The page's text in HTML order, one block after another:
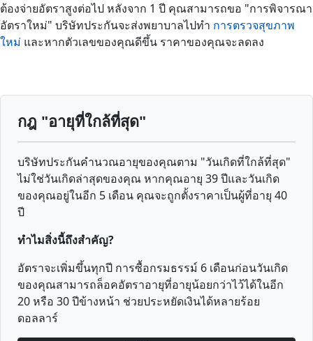
ต้องจ่ายอัตราสูงต่อไป หลังจาก 1 ปี คุณสามารถขอ "การพิจารณา
อัตราใหม่" บริษัทประกันจะส่งพยาบาลไปทำ การตรวจสุขภาพ
ใหม่ และหากตัวเลขของคุณดีขึ้น ราคาของคุณจะลดลง
กฎ "อายุที่ใกล้ที่สุด"
บริษัทประกันคำนวณอายุของคุณตาม "วันเกิดที่ใกล้ที่สุด"
ไม่ใช่วันเกิดล่าสุดของคุณ หากคุณอายุ 39 ปีและวันเกิด
ของคุณอยู่ในอีก 5 เดือน คุณจะถูกตั้งราคาเป็นผู้ที่อายุ 40
ปี
ทำไมสิ่งนี้ถึงสำคัญ?
อัตราจะเพิ่มขึ้นทุกปี การซื้อกรมธรรม์ 6 เดือนก่อนวันเกิด
ของคุณสามารถล็อคอัตราอายุที่อายุน้อยกว่าไว้ได้ในอีก
20 หรือ 30 ปีข้างหน้า ช่วยประหยัดเงินได้หลายร้อย
ดอลลาร์